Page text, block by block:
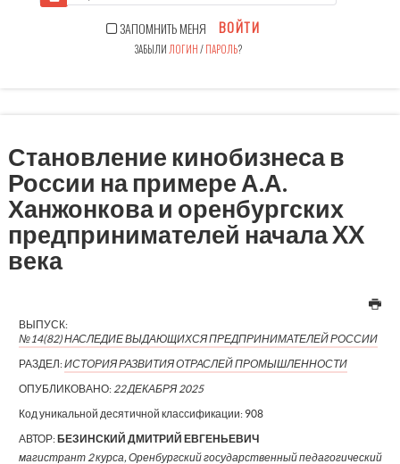
ЗАПОМНИТЬ МЕНЯ ВОЙТИ
ЗАБЫЛИ ЛОГИН/ПАРОЛЬ?
Становление кинобизнеса в
России на примере А.А.
Ханжонкова и оренбургских
предпринимателей начала XX
века
ВЫПУСК:
№14(82) НАСЛЕДИЕ ВЫДАЮЩИХСЯ ПРЕДПРИНИМАТЕЛЕЙ РОССИИ
РАЗДЕЛ:ИСТОРИЯ РАЗВИТИЯ ОТРАСЛЕЙ ПРОМЫШЛЕННОСТИ
ОПУБЛИКОВАНО: 22 ДЕКАБРЯ 2025
Код уникальной десятичной классификации: 908
АВТОР:БЕЗИНСКИЙ ДМИТРИЙ ЕВГЕНЬЕВИЧ
магистрант 2 курса, Оренбургский государственный педагогический